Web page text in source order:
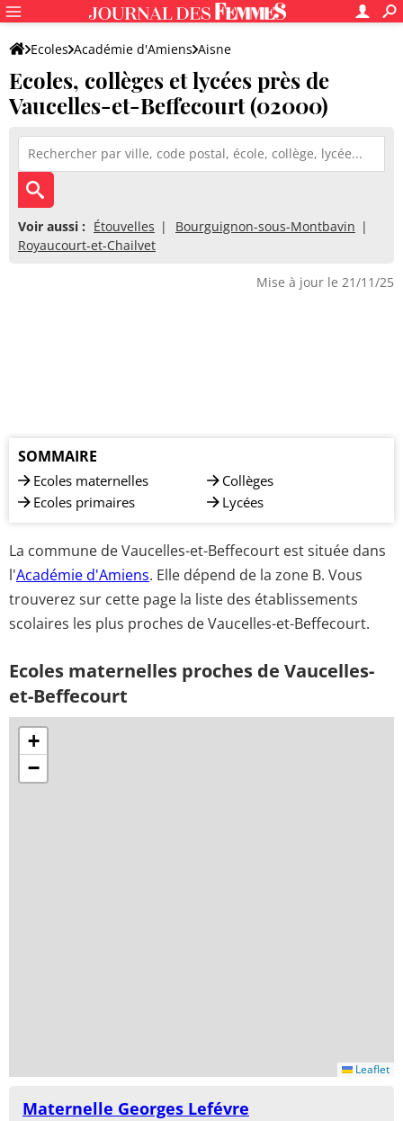
Ecoles Académie d'Amiens Aisne
Ecoles, collèges et lycées près de
Vaucelles-et-Beffecourt (02000)
Voir aussi : Étouvelles
Bourguignon-sous-Montbavin
Royaucourt-et-Chailvet
Mise à jour le 21/11/25
SOMMAIRE
Ecoles maternelles
Ecoles primaires
Collèges
Lycées
La commune de Vaucelles-et-Beffecourt est située dans
l'Académie d'Amiens. Elle dépend de la zone B. Vous
trouverez sur cette page la liste des établissements
scolaires les plus proches de Vaucelles-et-Beffecourt.
Ecoles maternelles proches de Vaucelles-
et-Beffecourt
+
−
Leaflet
Maternelle Georges Lefévre